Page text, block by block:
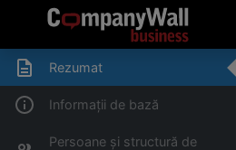
Rezumat
Informații de bază
Persoane și structură de